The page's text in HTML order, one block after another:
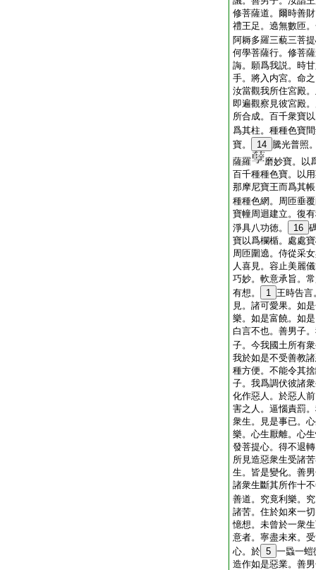
修菩薩道。爾時善
禮王足。遶無數匝
阿耨多羅三藐三菩
何學菩薩行。修菩
誨。願爲我説。時
手。將入内宮。命
汝當觀我所住宮殿
即遍觀察見彼宮殿
所合成。百千衆寶
爲其柱。種種色寶
寶。
14 騰光普照
薩羅
磨妙寶。以
百千種種色寶。以
那摩尼寶王而爲其
種種色網。周匝垂
寶幢周迴建立。復
淨具八功徳。
16
寶以爲欄楯。處處
周匝圍遶。侍從采
人喜見。容止美麗
巧妙。軟意承旨。
有想。
1 王時告言
見。諸可愛果。如
樂。如是富饒。如
白言不也。善男子
子。今我國土所有
我於如是不受善教
種方便。不能令其
子。我爲調伏彼諸
化作惡人。於惡人
害之人。逼惱責罰
衆生。見是事已。
樂。心生厭離。心
發菩提心。得不退
所見造惡衆生受諸
生。皆是變化。善
諸衆生斷其所作十
善道。究竟利樂。
諸苦。住於如來一
憶想。未曾於一衆
意者。寧盡未來。
心。於 5 一蟁一螘
造作如是惡業。善